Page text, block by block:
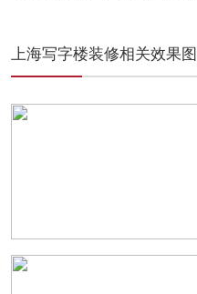
呢？
上海写字楼装修相关效果图